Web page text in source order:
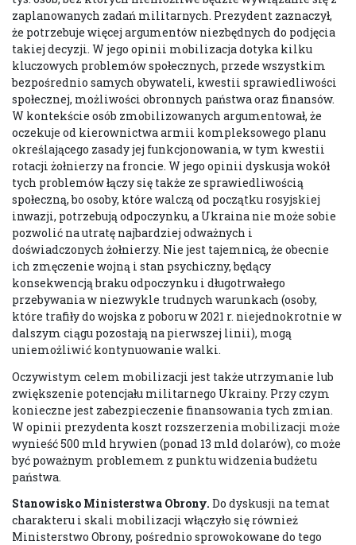
zaplanowanych zadań militarnych. Prezydent zaznaczył,
że potrzebuje więcej argumentów niezbędnych do podjęcia
takiej decyzji. W jego opinii mobilizacja dotyka kilku
kluczowych problemów społecznych, przede wszystkim
bezpośrednio samych obywateli, kwestii sprawiedliwości
społecznej, możliwości obronnych państwa oraz finansów.
W kontekście osób zmobilizowanych argumentował, że
oczekuje od kierownictwa armii kompleksowego planu
określającego zasady jej funkcjonowania, w tym kwestii
rotacji żołnierzy na froncie. W jego opinii dyskusja wokół
tych problemów łączy się także ze sprawiedliwością
społeczną, bo osoby, które walczą od początku rosyjskiej
inwazji, potrzebują odpoczynku, a Ukraina nie może sobie
pozwolić na utratę najbardziej odważnych i
doświadczonych żołnierzy. Nie jest tajemnicą, że obecnie
ich zmęczenie wojną i stan psychiczny, będący
konsekwencją braku odpoczynku i długotrwałego
przebywania w niezwykle trudnych warunkach (osoby,
które trafiły do wojska z poboru w 2021 r. niejednokrotnie w
dalszym ciągu pozostają na pierwszej linii), mogą
uniemożliwić kontynuowanie walki.
Oczywistym celem mobilizacji jest także utrzymanie lub
zwiększenie potencjału militarnego Ukrainy. Przy czym
konieczne jest zabezpieczenie finansowania tych zmian.
W opinii prezydenta koszt rozszerzenia mobilizacji może
wynieść 500 mld hrywien (ponad 13 mld dolarów), co może
być poważnym problemem z punktu widzenia budżetu
państwa.
Stanowisko Ministerstwa Obrony. Do dyskusji na temat
charakteru i skali mobilizacji włączyło się również
Ministerstwo Obrony, pośrednio sprowokowane do tego